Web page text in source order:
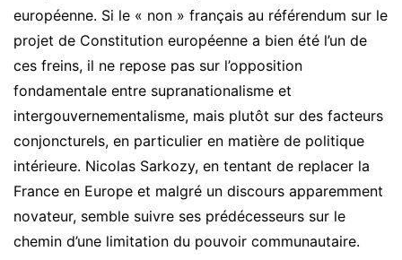
européenne. Si le « non » français au référendum sur le
projet de Constitution européenne a bien été l’un de
ces freins, il ne repose pas sur l’opposition
fondamentale entre supranationalisme et
intergouvernementalisme, mais plutôt sur des facteurs
conjoncturels, en particulier en matière de politique
intérieure. Nicolas Sarkozy, en tentant de replacer la
France en Europe et malgré un discours apparemment
novateur, semble suivre ses prédécesseurs sur le
chemin d’une limitation du pouvoir communautaire.